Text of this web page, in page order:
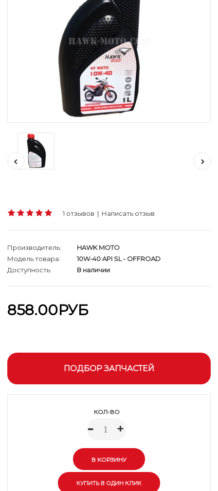
1 отзывов | Написать отзыв
Производитель:
HAWK MOTO
Модель товара:
10W-40 API SL - OFFROAD
Доступность:
В наличии
858.00РУБ
ПОДБОР ЗАПЧАСТЕЙ
КОЛ-ВО
- +